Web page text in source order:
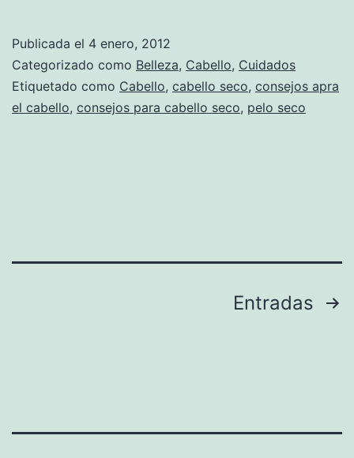
Publicada el 4 enero, 2012
Categorizado como Belleza, Cabello, Cuidados
Etiquetado como Cabello, cabello seco, consejos apra
el cabello, consejos para cabello seco, pelo seco
Entradas